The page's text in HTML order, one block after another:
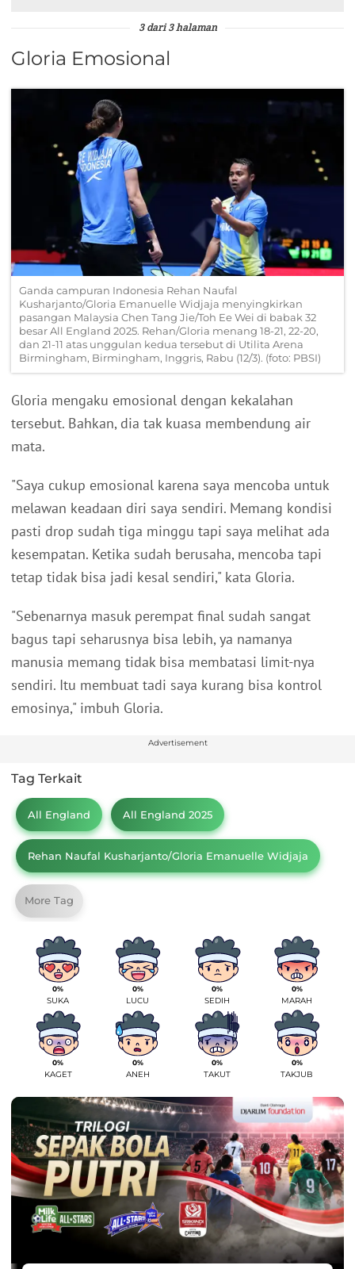
3 dari 3 halaman
Gloria Emosional
Ganda campuran Indonesia Rehan Naufal
Kusharjanto/Gloria Emanuelle Widjaja menyingkirkan
pasangan Malaysia Chen Tang Jie/Toh Ee Wei di babak 32
besar All England 2025. Rehan/Gloria menang 18-21, 22-20,
dan 21-11 atas unggulan kedua tersebut di Utilita Arena
Birmingham, Birmingham, Inggris, Rabu (12/3). (foto: PBSI)
Gloria mengaku emosional dengan kekalahan
tersebut. Bahkan, dia tak kuasa membendung air
mata.
"Saya cukup emosional karena saya mencoba untuk
melawan keadaan diri saya sendiri. Memang kondisi
pasti drop sudah tiga minggu tapi saya melihat ada
kesempatan. Ketika sudah berusaha, mencoba tapi
tetap tidak bisa jadi kesal sendiri," kata Gloria.
"Sebenarnya masuk perempat final sudah sangat
bagus tapi seharusnya bisa lebih, ya namanya
manusia memang tidak bisa membatasi limit-nya
sendiri. Itu membuat tadi saya kurang bisa kontrol
emosinya," imbuh Gloria.
Advertisement
Tag Terkait
All England All England 2025
Rehan Naufal Kusharjanto/Gloria Emanuelle Widjaja
More Tag
0%
SUKA
0%
LUCU
0%
SEDIH
0%
MARAH
0%
KAGET
0%
ANEH
0%
TAKUT
0%
TAKJUB